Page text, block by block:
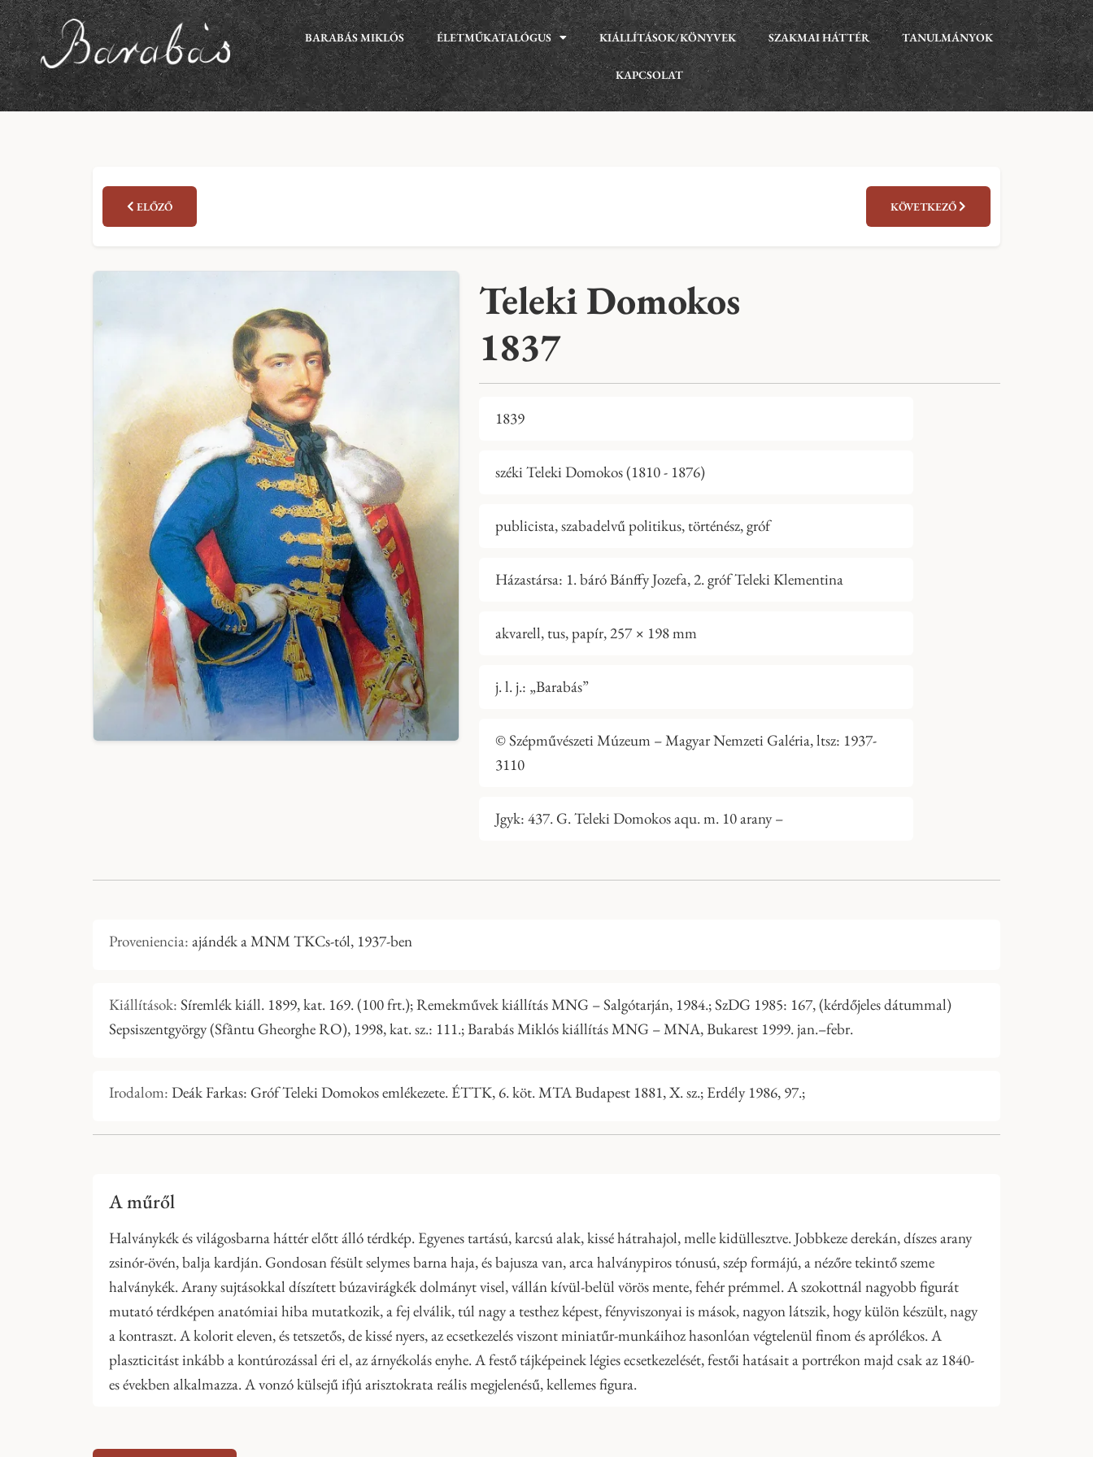
BARABÁS MIKLÓS ÉLETMŰKATALÓGUS KIÁLLÍTÁSOK/KÖNYVEK SZAKMAI HÁTTÉR TANULMÁNYOK
KAPCSOLAT
ELŐZŐ KÖVETKEZŐ
Teleki Domokos
1837
1839
széki Teleki Domokos (1810 - 1876)
publicista, szabadelvű politikus, történész, gróf
Házastársa: 1. báró Bánffy Jozefa, 2. gróf Teleki Klementina
akvarell, tus, papír, 257 × 198 mm
j. l. j.: „Barabás”
© Szépművészeti Múzeum – Magyar Nemzeti Galéria, ltsz: 1937-
3110
Jgyk: 437. G. Teleki Domokos aqu. m. 10 arany –
Proveniencia: ajándék a MNM TKCs-tól, 1937-ben
Kiállítások: Síremlék kiáll. 1899, kat. 169. (100 frt.); Remekművek kiállítás MNG – Salgótarján, 1984.; SzDG 1985: 167, (kérdőjeles dátummal)
Sepsiszentgyörgy (Sfântu Gheorghe RO), 1998, kat. sz.: 111.; Barabás Miklós kiállítás MNG – MNA, Bukarest 1999. jan.–febr.
Irodalom: Deák Farkas: Gróf Teleki Domokos emlékezete. ÉTTK, 6. köt. MTA Budapest 1881, X. sz.; Erdély 1986, 97.;
A műről
Halványkék és világosbarna háttér előtt álló térdkép. Egyenes tartású, karcsú alak, kissé hátrahajol, melle kidüllesztve. Jobbkeze derekán, díszes arany
zsinór-övén, balja kardján. Gondosan fésült selymes barna haja, és bajusza van, arca halványpiros tónusú, szép formájú, a nézőre tekintő szeme
halványkék. Arany sujtásokkal díszített búzavirágkék dolmányt visel, vállán kívül-belül vörös mente, fehér prémmel. A szokottnál nagyobb figurát
mutató térdképen anatómiai hiba mutatkozik, a fej elválik, túl nagy a testhez képest, fényviszonyai is mások, nagyon látszik, hogy külön készült, nagy
a kontraszt. A kolorit eleven, és tetszetős, de kissé nyers, az ecsetkezelés viszont miniatűr-munkáihoz hasonlóan végtelenül finom és aprólékos. A
plaszticitást inkább a kontúrozással éri el, az árnyékolás enyhe. A festő tájképeinek légies ecsetkezelését, festői hatásait a portrékon majd csak az 1840-
es években alkalmazza. A vonzó külsejű ifjú arisztokrata reális megjelenésű, kellemes figura.